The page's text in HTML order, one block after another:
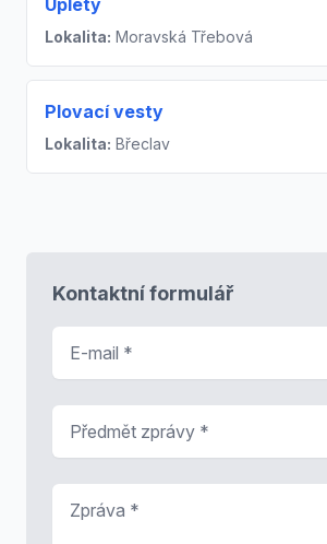
Lokalita: Moravská Třebová
Plovací vesty
Lokalita: Břeclav
Kontaktní formulář